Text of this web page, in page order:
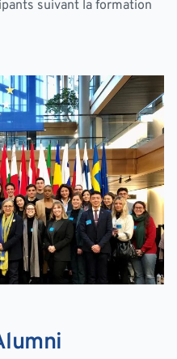
suivant la formation